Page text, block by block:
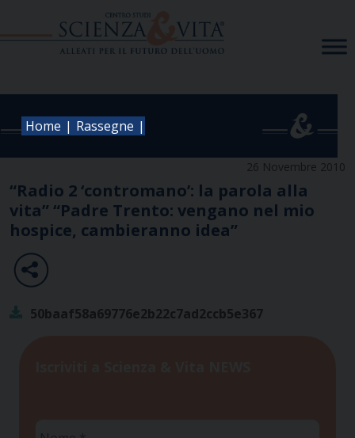
Home | Rassegne |
26 Novembre 2010
“Radio 2 ‘contromano’: la parola alla
vita” “Padre Trento: vengano nel mio
hospice, cambieranno idea”
50baaf58a69776e2b22c7ad2ccb5e367